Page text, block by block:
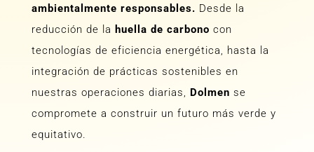
ambientalmente responsables. Desde la
reducción de la huella de carbono con
tecnologías de eficiencia energética, hasta la
integración de prácticas sostenibles en
nuestras operaciones diarias, Dolmen se
compromete a construir un futuro más verde y
equitativo.